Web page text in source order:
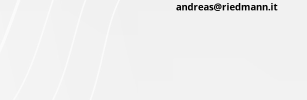
andreas@riedmann.it